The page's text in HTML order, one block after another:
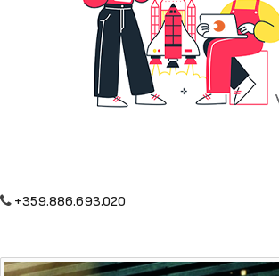
+359.886.693.020